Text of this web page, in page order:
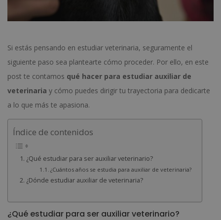
Si estás pensando en estudiar veterinaria, seguramente el
siguiente paso sea plantearte cómo proceder. Por ello, en este
post te contamos qué hacer para estudiar auxiliar de
veterinaria y cómo puedes dirigir tu trayectoria para dedicarte
a lo que más te apasiona.
Índice de contenidos
¿Qué estudiar para ser auxiliar veterinario?
¿Cuántos años se estudia para auxiliar de veterinaria?
¿Dónde estudiar auxiliar de veterinaria?
¿Qué estudiar para ser auxiliar veterinario?